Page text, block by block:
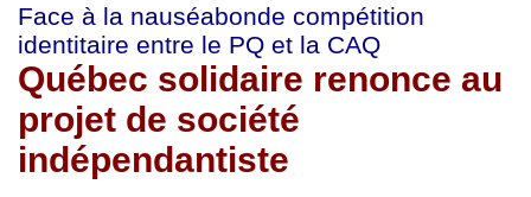
Face à la nauséabonde compétition
identitaire entre le PQ et la CAQ
Québec solidaire renonce au
projet de société
indépendantiste